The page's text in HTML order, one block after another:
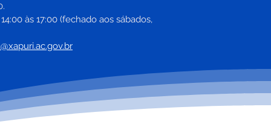
às 17:00 (fechado aos sábados,